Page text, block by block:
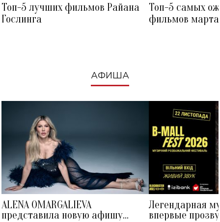
Топ-5 лучших фильмов Райана
Гослинга
Топ-5 самых
фильмов
АФИША
ALENA OMARGALIEVA
представила новую афишу
Легендарная
впервые